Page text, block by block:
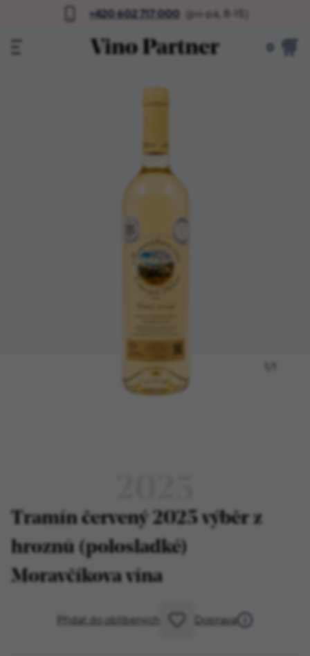
+420 602 717 000 (po-pá, 8-15)
0
Tramín červený 2025 výběr z
hroznů (polosladké)
Moravčíkova vína
Přidat do oblíbených Doprava